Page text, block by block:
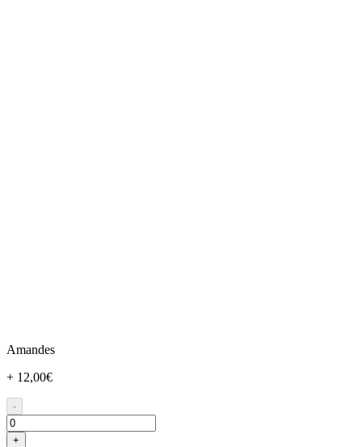
Amandes
+ 12,00€
-
+